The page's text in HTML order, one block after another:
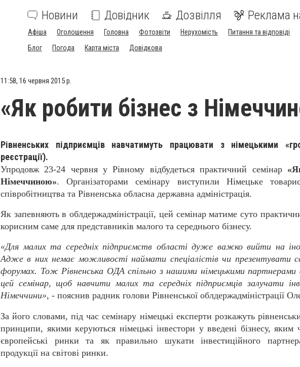
Новини Довідник Дозвілля Реклама
Афіша Оголошення Головна Фотозвіти Нерухомість Питання та відповіді
Блог
Погода Карта міста Довідкова
11:58, 16 червня 2015 р.
«Як робити бізнес з
Рівненських підприємців навчатимуть працювати з німецькими
реєстрації).
Упродовж 23-24 червня у Рівному відбудеться практичний семінар
Німеччиною». Організаторами семінару виступили Німецьке
співробітництва та Рівненська обласна державна адміністрація.
Як запевняють в облдержадміністрації, цей семінар матиме суто
корисним саме для представників малого та середнього бізнесу.
«Для малих та середніх підприємств області дуже важко вийти на
Адже в них немає можливості наймати спеціалістів чи презентувати
форумах. Тож Рівненська ОДА спільно з нашими німецькими партнерами
цей семінар, щоб навчити малих та середніх підприємців залучати
Німеччини», - пояснив радник голови Рівненської облдержадміністрації
За його словами, під час семінару німецькі експерти розкажуть
принципи, якими керуються німецькі інвестори у введені бізнесу,
європейські ринки та як правильно шукати інвестиційного
продукції на світові ринки.